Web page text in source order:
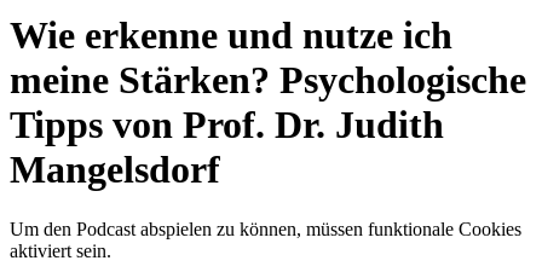
Wie erkenne und nutze ich
meine Stärken? Psychologische
Tipps von Prof. Dr. Judith
Mangelsdorf
Um den Podcast abspielen zu können, müssen funktionale Cookies
aktiviert sein.